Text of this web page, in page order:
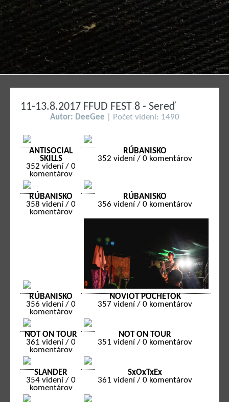
11-13.8.2017 FFUD FEST 8 - Sereď
Autor: DeeGee | Počet videní: 1490
ANTISOCIAL
SKILLS
352 videní / 0
komentárov
RÚBANISKO
352 videní / 0 komentárov
RÚBANISKO
358 videní / 0
komentárov
RÚBANISKO
356 videní / 0 komentárov
RÚBANISKO
356 videní / 0
komentárov
NOVIOT POCHETOK
357 videní / 0 komentárov
NOT ON TOUR
361 videní / 0
komentárov
NOT ON TOUR
351 videní / 0 komentárov
SLANDER
354 videní / 0
komentárov
SxOxTxEx
361 videní / 0 komentárov